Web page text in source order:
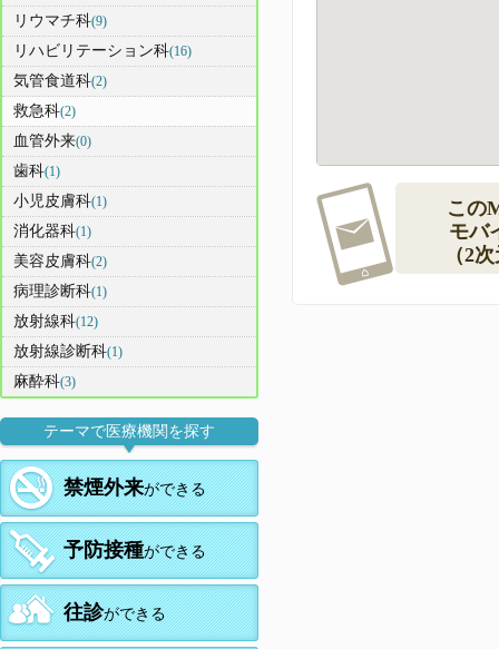
この
モバ
（2
リウマチ科(9)
リハビリテーション科(16)
気管食道科(2)
救急科(2)
血管外来(0)
歯科(1)
小児皮膚科(1)
消化器科(1)
美容皮膚科(2)
病理診断科(1)
放射線科(12)
放射線診断科(1)
麻酔科(3)
テーマで医療機関を探す
禁煙外来ができる
予防接種ができる
往診ができる